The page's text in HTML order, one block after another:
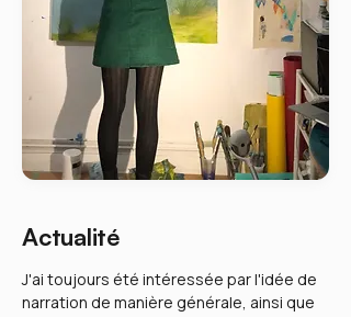
Actualité
J'ai toujours été intéressée par l'idée de
narration de manière générale, ainsi que